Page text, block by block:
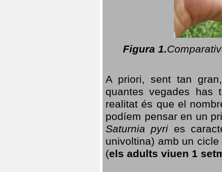
Figura 1.
A priori, sent tan
quantes vegades has
realitat és que el
podíem pensar en un
Saturnia pyri es
univoltina) amb un
(els adults viuen 1